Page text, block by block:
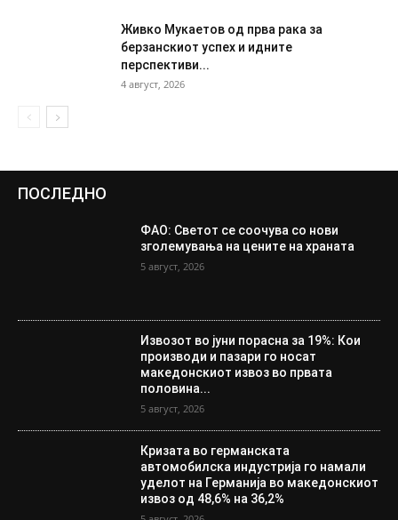
Живко Мукаетов од прва рака за
берзанскиот успех и идните
перспективи...
4 август, 2026
ПОСЛЕДНО
ФАО: Светот се соочува со нови
зголемувања на цените на храната
5 август, 2026
Извозот во јуни порасна за 19%: Кои
производи и пазари го носат
македонскиот извоз во првата
половина...
5 август, 2026
Кризата во германската
автомобилска индустрија го намали
уделот на Германија во македонскиот
извоз од 48,6% на 36,2%